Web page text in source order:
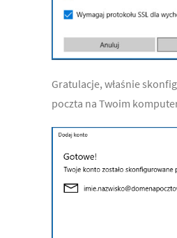
Gratulacje, właśnie
poczta na Twoim